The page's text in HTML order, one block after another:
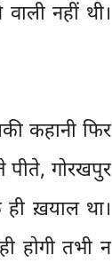
नहीं थी।
कहानी फिर
पीते, गोरखपुर
ख़याल था।
होगी तभी न